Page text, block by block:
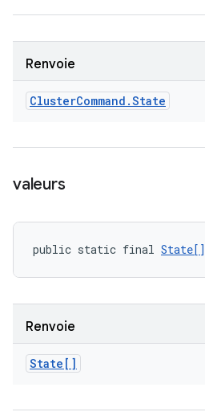
Renvoie
ClusterCommand .State
valeurs
public static final State[]
Renvoie
State[]